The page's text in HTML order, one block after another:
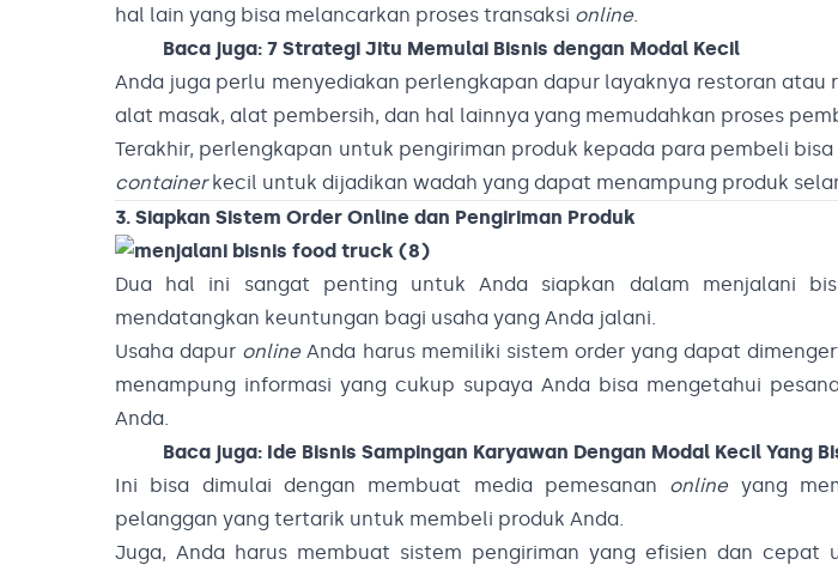
hal lain yang bisa melancarkan proses transaksi online.
Baca juga: 7 Strategi Jitu Memulai Bisnis dengan Modal Kecil
Anda juga perlu menyediakan perlengkapan dapur layaknya restoran atau
alat masak, alat pembersih, dan hal lainnya yang memudahkan proses
Terakhir, perlengkapan untuk pengiriman produk kepada para pembeli
containerkecil untuk dijadikan wadah yang dapat menampung produk
3. Siapkan Sistem Order Online dan Pengiriman Produk
Dua hal ini sangat penting untuk Anda siapkan dalam menjalani
mendatangkan keuntungan bagi usaha yang Anda jalani.
Usaha dapur onlineAnda harus memiliki sistem order yang dapat
menampung informasi yang cukup supaya Anda bisa mengetahui
Anda.
Baca juga: Ide Bisnis Sampingan Karyawan Dengan Modal Kecil Yang
Ini bisa dimulai dengan membuat media pemesanan onlineyang
pelanggan yang tertarik untuk membeli produk Anda.
Juga, Anda harus membuat sistem pengiriman yang efisien dan cepat